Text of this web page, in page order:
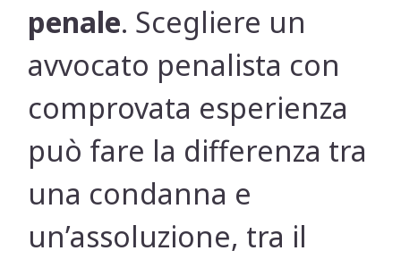
penale. Scegliere un
avvocato penalista con
comprovata esperienza
può fare la differenza tra
una condanna e
un’assoluzione, tra il